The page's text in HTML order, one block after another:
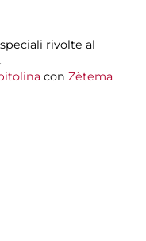
rivolte al
con Zètema